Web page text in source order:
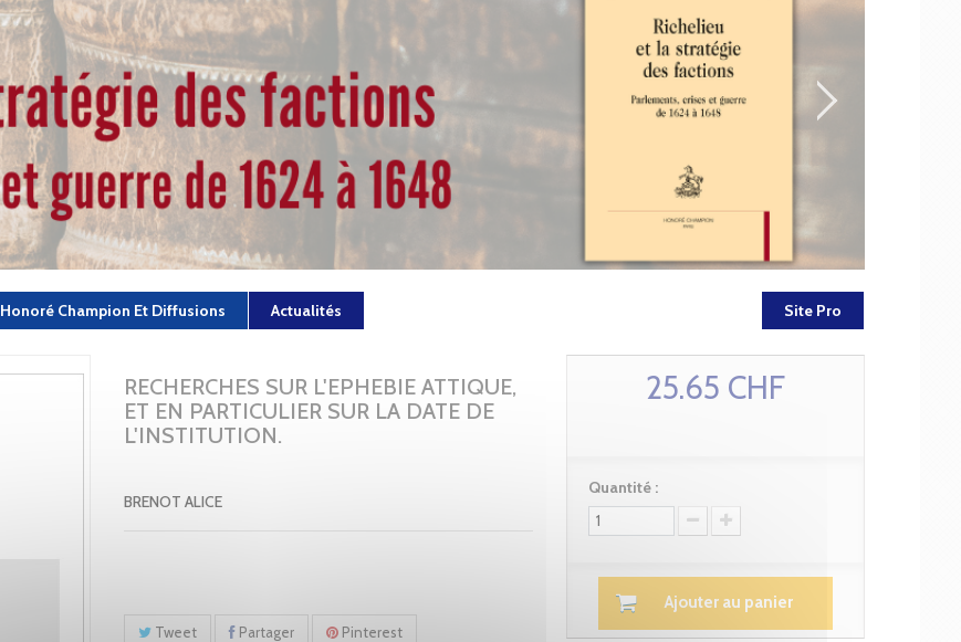
Honoré Champion Et Diffusions Actualités Site Pro
RECHERCHES SUR L'EPHEBIE ATTIQUE,
ET EN PARTICULIER SUR LA DATE DE
L'INSTITUTION.
BRENOT ALICE
Tweet Partager Pinterest
25.65 CHF
Quantité :
Ajouter au panier